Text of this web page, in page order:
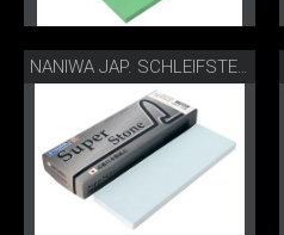
NANIWA JAP. SCHLEIFSTEIN S1-450